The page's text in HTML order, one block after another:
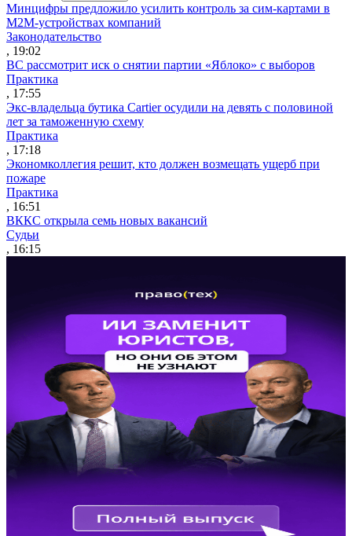
Минцифры предложило усилить контроль за сим-картами в
M2M-устройствах компаний
Законодательство
, 19:02
ВС рассмотрит иск о снятии партии «Яблоко» с выборов
Практика
, 17:55
Экс-владельца бутика Cartier осудили на девять с половиной
лет за таможенную схему
Практика
, 17:18
Экономколлегия решит, кто должен возмещать ущерб при
пожаре
Практика
, 16:51
ВККС открыла семь новых вакансий
Судьи
, 16:15